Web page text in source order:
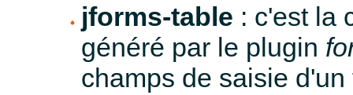
jforms-table : c'est la
généré par le plugin
champs de saisie